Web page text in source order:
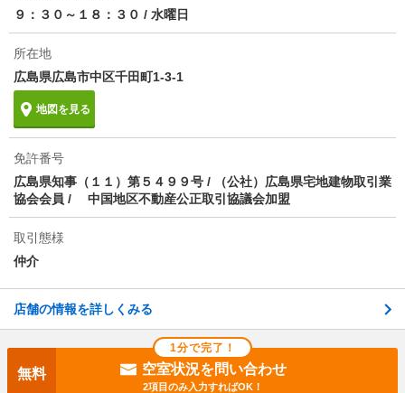
情報更新日
次回更新予定日 2026/08/16
９：３０～１８：３０ / 水曜日
所在地
広島県広島市中区千田町1-3-1
地図を見る
免許番号
広島県知事（１１）第５４９９号 / （公社）広島県宅地建物取引業
協会会員 / 中国地区不動産公正取引協議会加盟
取引態様
仲介
店舗の情報を詳しくみる
1分で完了！
無料 空室状況を問い合わせ
2項目のみ入力すればOK！